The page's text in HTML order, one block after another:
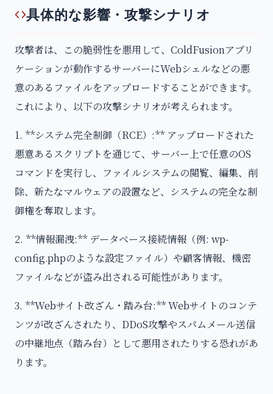
具体的な影響・攻撃シナリオ
攻撃者は、この脆弱性を悪用して、ColdFusionアプリ
ケーションが動作するサーバーにWebシェルなどの悪
意のあるファイルをアップロードすることができます。
これにより、以下の攻撃シナリオが考えられます。
1. **システム完全制御（RCE）:** アップロードされた
悪意あるスクリプトを通じて、サーバー上で任意のOS
コマンドを実行し、ファイルシステムの閲覧、編集、削
除、新たなマルウェアの設置など、システムの完全な制
御権を奪取します。
2. **情報漏洩:** データベース接続情報（例: wp-
config.phpのような設定ファイル）や顧客情報、機密
ファイルなどが盗み出される可能性があります。
3. **Webサイト改ざん・踏み台:** Webサイトのコンテ
ンツが改ざんされたり、DDoS攻撃やスパムメール送信
の中継地点（踏み台）として悪用されたりする恐れがあ
ります。